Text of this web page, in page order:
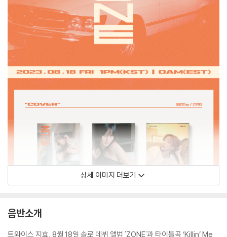
상세 이미지 더보기
음반소개
트와이스 지효, 8월 18일 솔로 데뷔 앨범 'ZONE'과 타이틀곡 ‘Killin’ Me